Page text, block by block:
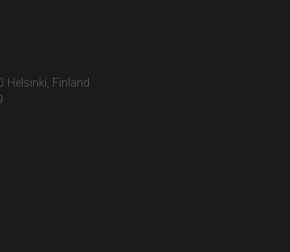
Helsinki, Finland